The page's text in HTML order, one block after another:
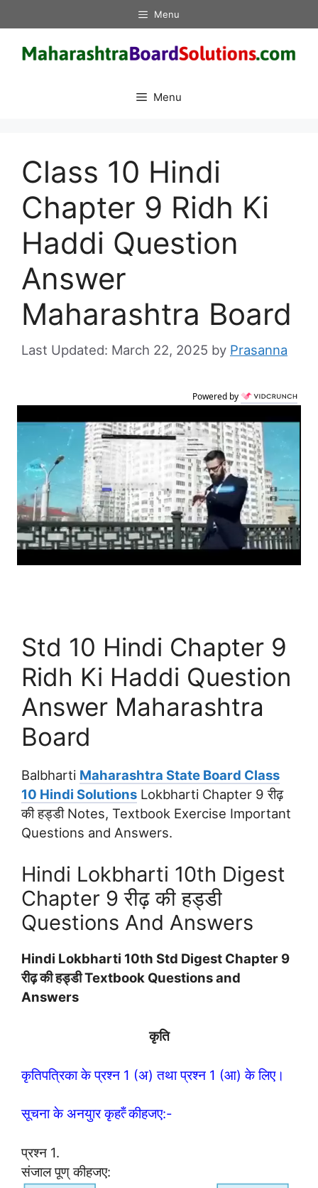
to
content
Menu
Menu
Class 10 Hindi
Chapter 9 Ridh Ki
Haddi Question
Answer
Maharashtra Board
March 22, 2025 by Prasanna
Powered by
Std 10 Hindi Chapter 9
Ridh Ki Haddi Question
Answer Maharashtra
Board
Balbharti Maharashtra State Board Class
10 Hindi Solutions Lokbharti Chapter 9 रीढ़
की हड्डी Notes, Textbook Exercise Important
Questions and Answers.
Hindi Lokbharti 10th Digest
Chapter 9 रीढ़ की हड्डी
Questions And Answers
Hindi Lokbharti 10th Std Digest Chapter 9
रीढ़ की हड्डी Textbook Questions and
Answers
कृति
कृतिपत्रिका के प्रश्न 1 (अ) तथा प्रश्न 1 (आ) के लिए।
सूचना के अनयुार कृहत्‍ँ कीहजए:-
प्रश्न 1.
संजाल पूण् कीहजए: